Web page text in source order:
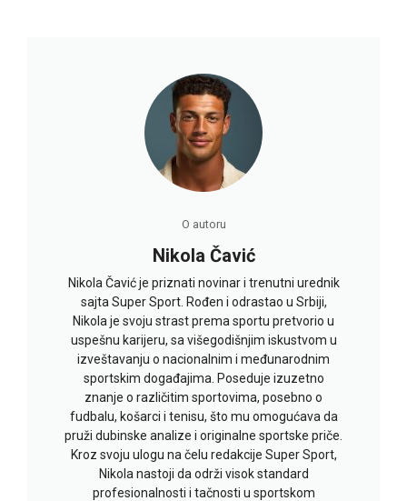
O autoru
Nikola Čavić
Nikola Čavić je priznati novinar i trenutni urednik
sajta Super Sport. Rođen i odrastao u Srbiji,
Nikola je svoju strast prema sportu pretvorio u
uspešnu karijeru, sa višegodišnjim iskustvom u
izveštavanju o nacionalnim i međunarodnim
sportskim događajima. Poseduje izuzetno
znanje o različitim sportovima, posebno o
fudbalu, košarci i tenisu, što mu omogućava da
pruži dubinske analize i originalne sportske priče.
Kroz svoju ulogu na čelu redakcije Super Sport,
Nikola nastoji da održi visok standard
profesionalnosti i tačnosti u sportskom